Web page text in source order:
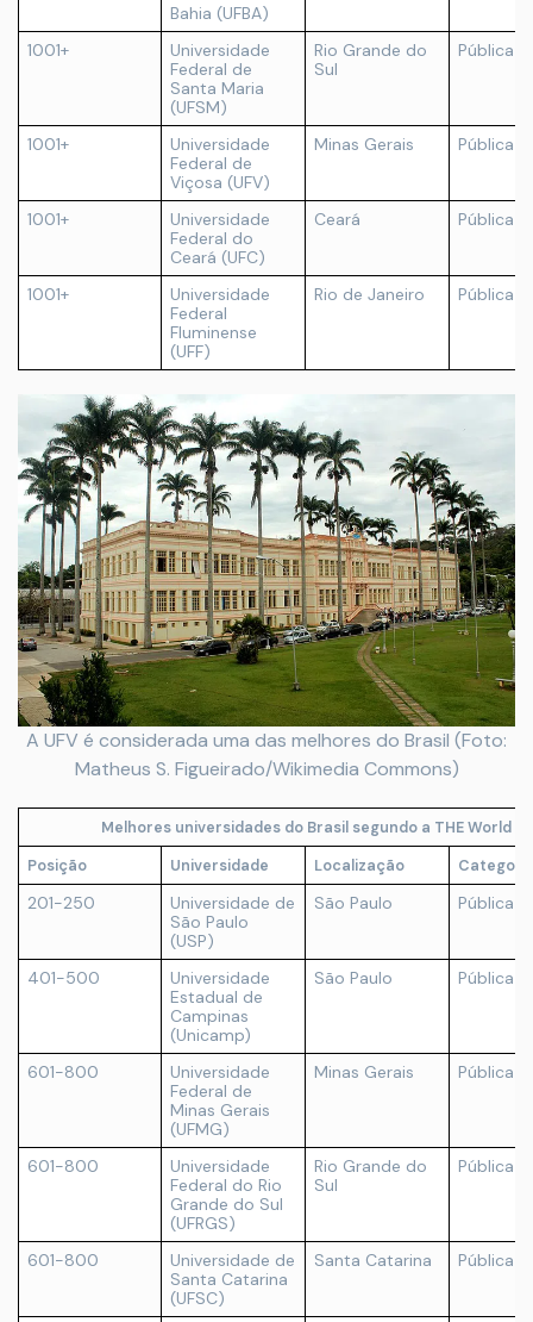
Bahia (UFBA)
1001+
Universidade
Federal de
Santa Maria
(UFSM)
Rio Grande do
Sul
Pública
1001+
Universidade
Federal de
Viçosa (UFV)
Minas Gerais Pública
1001+
Universidade
Federal do
Ceará (UFC)
Ceará Pública
1001+
Universidade
Federal
Fluminense
(UFF)
Rio de Janeiro Pública
A UFV é considerada uma das melhores do Brasil (Foto:
Matheus S. Figueirado/Wikimedia Commons)
Melhores universidades do Brasil segundo a THE World
Posição
Universidade Localização
201-250
Universidade de
São Paulo
(USP)
São Paulo Pública
401-500
Universidade
Estadual de
Campinas
(Unicamp)
São Paulo Pública
601-800
Universidade
Federal de
Minas Gerais
(UFMG)
Minas Gerais Pública
601-800
Universidade
Federal do Rio
Grande do Sul
(UFRGS)
Rio Grande do
Sul
Pública
601-800
Universidade de
Santa Catarina
(UFSC)
Santa Catarina Pública